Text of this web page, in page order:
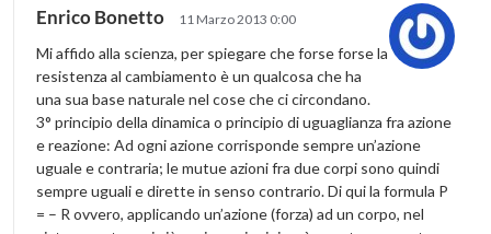
Enrico Bonetto 11 Marzo 2013 0:00
Mi affido alla scienza, per spiegare che forse forse la
resistenza al cambiamento è un qualcosa che ha
una sua base naturale nel cose che ci circondano.
3° principio della dinamica o principio di uguaglianza fra azione
e reazione: Ad ogni azione corrisponde sempre un’azione
uguale e contraria; le mutue azioni fra due corpi sono quindi
sempre uguali e dirette in senso contrario. Di qui la formula P
= – R ovvero, applicando un’azione (forza) ad un corpo, nel